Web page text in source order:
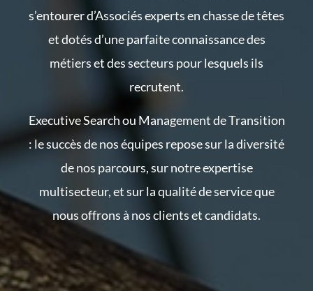
s’entourer d’Associés experts en chasse de têtes
et dotés d’une parfaite connaissance des
métiers et des secteurs pour lesquels ils
recrutent.
Executive Search ou Management de Transition
: le succès de nos équipes repose sur la diversité
de nos parcours, sur notre expertise
multisecteur, et sur la qualité de service que
nous offrons à nos clients et candidats.